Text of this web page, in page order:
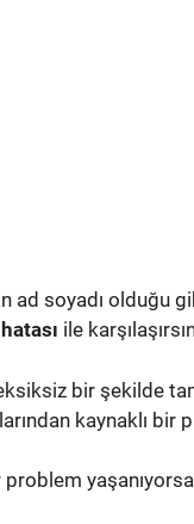
ad soyadı
ile
bir şekilde
kaynaklı bir